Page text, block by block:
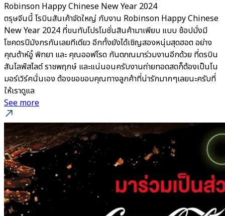
Robinson Happy Chinese New Year 2024
ตรุษจีนนี้ โรบินสันเค้าจัดใหญ่ กับงาน Robinson Happy Chinese
New Year 2024 ที่ขนทับโปรโมชั่นสินค้ามาเพียบ แบบ ช้อปมั่งมี
โชคดรปีมังกรกันเลยทีเดียว อีกทั้งยังได้เชิญสองหนุ่มสุดฮอต อย่าง
คุณต้าห์อู๋ พิทยา และ คุณออฟโรด กันตภณมาร่วมงานอีกด้วย ที่ดรบิน
สันไลฟ์สไลต์ ราชพฤกษ์ และแน่นอนครับงานถ่ายทอดสดก็ต้องเป็นโน
มอร์เวิร์คนั่นเอง ต้องขอขอบคุณทางลูกค้าที่น่ารักมากๆเลยนะครับที่
ให้เราดูแล
See more